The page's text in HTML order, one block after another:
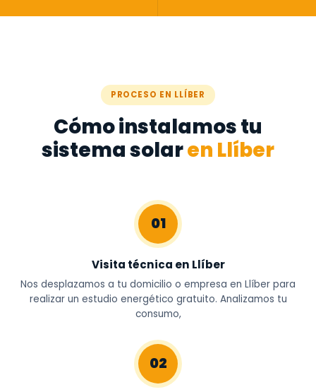
PROCESO EN LLÍBER
Cómo instalamos tu
sistema solaren Llíber
01
Visita técnica en Llíber
Nos desplazamos a tu domicilio o empresa en Llíber para
realizar un estudio energético gratuito. Analizamos tu
consumo,
02